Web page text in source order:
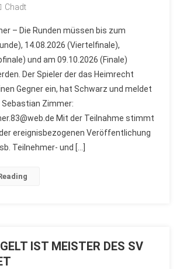
Chadt
– Die Runden müssen bis zum
14.08.2026 (Viertelfinale),
und am 09.10.2026 (Finale)
Der Spieler der das Heimrecht
Gegner ein, hat Schwarz und meldet
Sebastian Zimmer:
Mit der Teilnahme stimmt
ereignisbezogenen Veröffentlichung
Teilnehmer- und […]
IST MEISTER DES SV